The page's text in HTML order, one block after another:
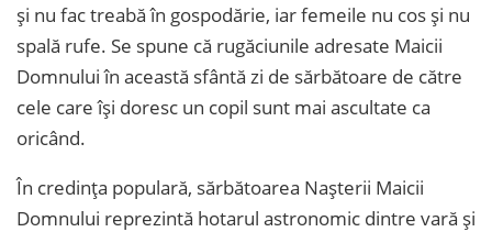
și nu fac treabă în gospodărie, iar femeile nu cos și nu
spală rufe. Se spune că rugăciunile adresate Maicii
Domnului în această sfântă zi de sărbătoare de către
cele care își doresc un copil sunt mai ascultate ca
oricând.
În credința populară, sărbătoarea Nașterii Maicii
Domnului reprezintă hotarul astronomic dintre vară și